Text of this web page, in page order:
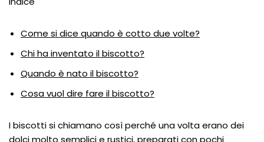
Come si dice quando è cotto due volte?
Chi ha inventato il biscotto?
Quando è nato il biscotto?
Cosa vuol dire fare il biscotto?
I biscotti si chiamano così perché una volta erano dei
dolci molto semplici e rustici, preparati con pochi